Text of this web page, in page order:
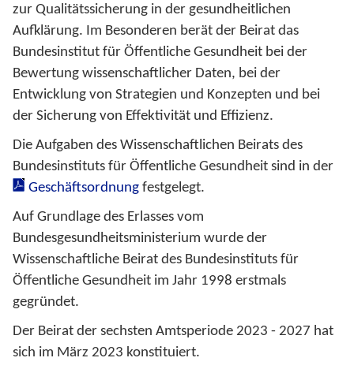
zur Qualitätssicherung in der gesundheitlichen
Aufklärung. Im Besonderen berät der Beirat das
Bundesinstitut für Öffentliche Gesundheit bei der
Bewertung wissenschaftlicher Daten, bei der
Entwicklung von Strategien und Konzepten und bei
der Sicherung von Effektivität und Effizienz.
Die Aufgaben des Wissenschaftlichen Beirats des
Bundesinstituts für Öffentliche Gesundheit sind in der
Geschäftsordnung festgelegt.
Auf Grundlage des Erlasses vom
Bundesgesundheitsministerium wurde der
Wissenschaftliche Beirat des Bundesinstituts für
Öffentliche Gesundheit im Jahr 1998 erstmals
gegründet.
Der Beirat der sechsten Amtsperiode 2023 - 2027 hat
sich im März 2023 konstituiert.